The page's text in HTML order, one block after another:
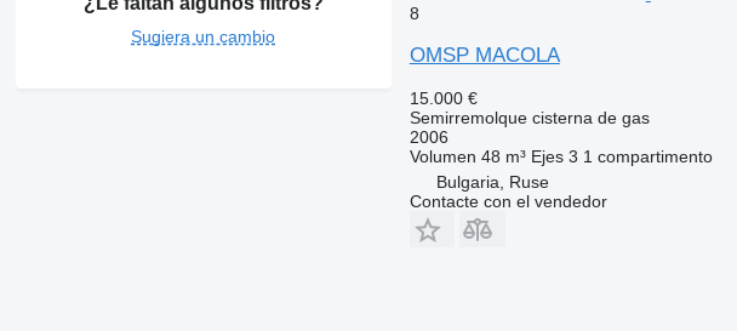
Sugiera un cambio
8
OMSP MACOLA
15.000 €
Semirremolque cisterna de gas
2006
Volumen 48 m³ Ejes 3 1 compartimento
Bulgaria, Ruse
Contacte con el vendedor